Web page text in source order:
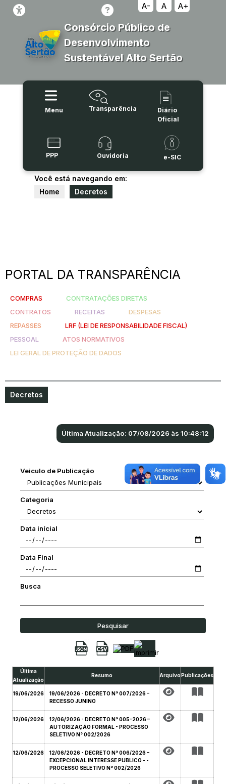
A- A A+
Consórcio Público de
Desenvolvimento
Sustentável Alto Sertão
Menu Transparência
Diário
Oficial
PPP Ouvidoria e-SIC
Você está navegando em:
Home
Decretos
PORTAL DA TRANSPARÊNCIA
COMPRAS
CONTRATAÇÕES DIRETAS
CONTRATOS
RECEITAS
DESPESAS
REPASSES
LRF (LEI DE RESPONSABILIDADE FISCAL)
PESSOAL
ATOS NORMATIVOS
LEI GERAL DE PROTEÇÃO DE DADOS
Decretos
Última Atualização: 07/08/2026 às 10:48:12
Veiculo de Publicação
Categoria
Data inícial
Data Final
Busca
Pesquisar
Última
Atualização
Resumo ArquivoPublicações
19/06/2026
19/06/2026 - DECRETO N° 007/2026 –
RECESSO JUNINO
12/06/2026
12/06/2026 - DECRETO N° 005-2026 –
AUTORIZAÇÃO FORMAL - PROCESSO
SELETIVO N° 002/2026
12/06/2026
12/06/2026 - DECRETO N° 006/2026 –
EXCEPCIONAL INTERESSE PUBLICO - -
PROCESSO SELETIVO N° 002/2026